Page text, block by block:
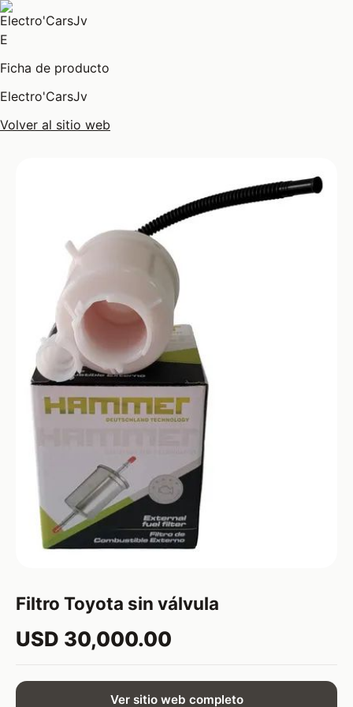
E
Ficha de producto
Electro'CarsJv
Volver al sitio web
Filtro Toyota sin válvula
USD 30,000.00
Ver sitio web completo